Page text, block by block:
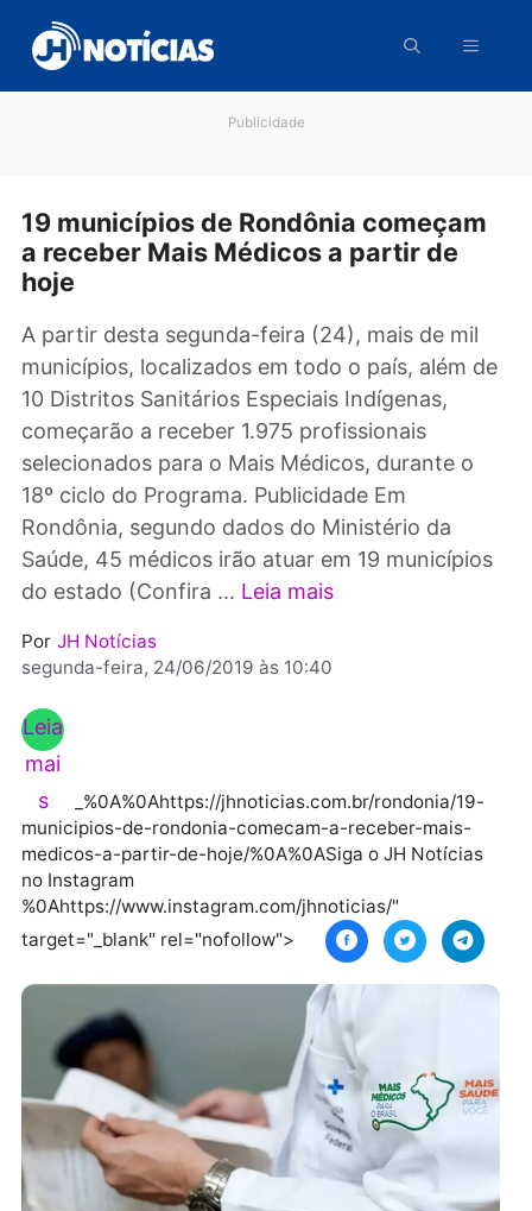
para
conteúdo
19 municípios de Rondônia
a receber Mais Médicos a partir de
A partir desta segunda-feira (24), mais de mil
municípios, localizados em todo o país, além
10 Distritos Sanitários Especiais Indígenas,
começarão a receber 1.975 profissionais
selecionados para o Mais Médicos, durante o
18º ciclo do Programa. Publicidade Em
Rondônia, segundo dados do Ministério da
do estado (Confira ... Leia mais
Por
segunda-feira, 24/06/2019 às 10:40
Leia
mai
s
_%0A%0Ahttps://jhnoticias.com.br/rondonia/
municipios-de-rondonia-comecam-a-receber-mais-
medicos-a-partir-de-hoje/%0A%0ASiga o JH
%0Ahttps://www.instagram.com/jhnoticias/"
target="_blank" rel="nofollow">